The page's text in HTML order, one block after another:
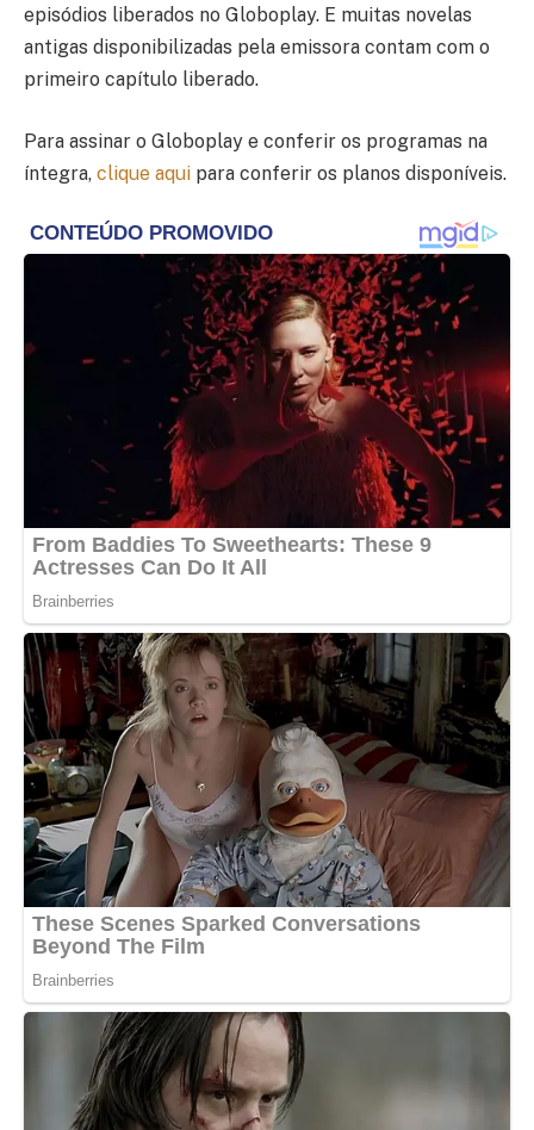
episódios liberados no Globoplay. E muitas novelas
antigas disponibilizadas pela emissora contam com o
primeiro capítulo liberado.
Para assinar o Globoplay e conferir os programas na
íntegra, clique aqui para conferir os planos disponíveis.